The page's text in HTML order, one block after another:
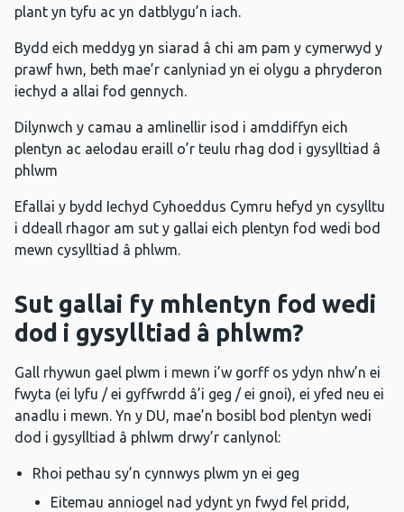
plant yn tyfu ac yn datblygu’n iach.
Bydd eich meddyg yn siarad â chi am pam y cymerwyd y
prawf hwn, beth mae’r canlyniad yn ei olygu a phryderon
iechyd a allai fod gennych.
Dilynwch y camau a amlinellir isod i amddiffyn eich
plentyn ac aelodau eraill o’r teulu rhag dod i gysylltiad â
phlwm
Efallai y bydd Iechyd Cyhoeddus Cymru hefyd yn cysylltu
i ddeall rhagor am sut y gallai eich plentyn fod wedi bod
mewn cysylltiad â phlwm.
Sut gallai fy mhlentyn fod wedi
dod i gysylltiad â phlwm?
Gall rhywun gael plwm i mewn i’w gorff os ydyn nhw’n ei
fwyta (ei lyfu / ei gyffwrdd â’i geg / ei gnoi), ei yfed neu ei
anadlu i mewn. Yn y DU, mae’n bosibl bod plentyn wedi
dod i gysylltiad â phlwm drwy’r canlynol:
Rhoi pethau sy’n cynnwys plwm yn ei geg
Eitemau anniogel nad ydynt yn fwyd fel pridd,